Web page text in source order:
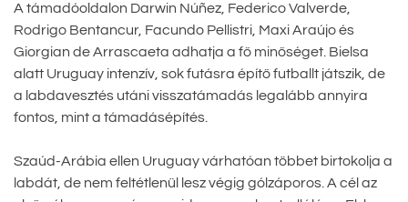
A támadóoldalon Darwin Núñez, Federico Valverde,
Rodrigo Bentancur, Facundo Pellistri, Maxi Araújo és
Giorgian de Arrascaeta adhatja a fő minőséget. Bielsa
alatt Uruguay intenzív, sok futásra építő futballt játszik, de
a labdavesztés utáni visszatámadás legalább annyira
fontos, mint a támadásépítés.
Szaúd-Arábia ellen Uruguay várhatóan többet birtokolja a
labdát, de nem feltétlenül lesz végig gólzáporos. A cél az